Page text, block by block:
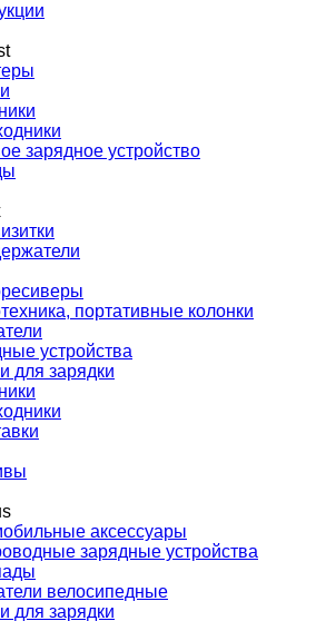
зарядное устройство
портативные колонки
устройства
для зарядки
аксессуары
зарядные устройства
велосипедные
для зарядки